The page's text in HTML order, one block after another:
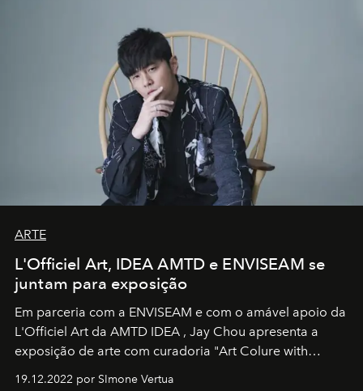
ARTE
L'Officiel Art, IDEA AMTD e ENVISEAM se
juntam para exposição
Em parceria com a ENVISEAM e com o amável apoio da
L'Officiel Art da AMTD IDEA , Jay Chou apresenta a
exposição de arte com curadoria "Art Colure with
19.12.2022 por SImone Vertua